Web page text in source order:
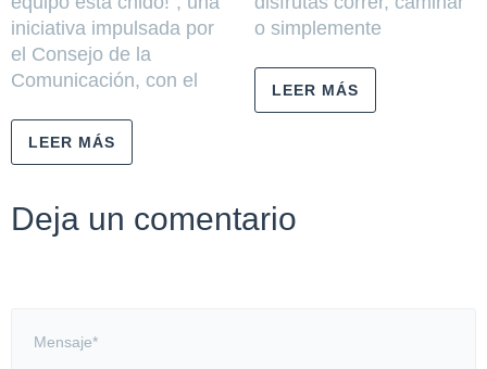
iniciativa impulsada por
el Consejo de la
Comunicación, con el
LEER MÁS
o simplemente
LEER MÁS
Deja un comentario